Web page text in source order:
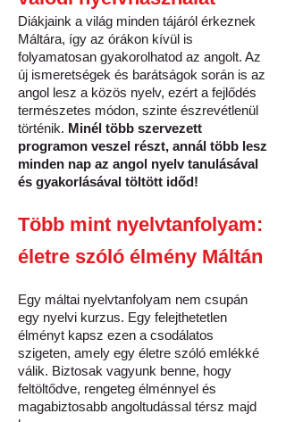
Diákjaink a világ minden tájáról érkeznek
Máltára, így az órákon kívül is
folyamatosan gyakorolhatod az angolt. Az
új ismeretségek és barátságok során is az
angol lesz a közös nyelv, ezért a fejlődés
természetes módon, szinte észrevétlenül
történik. Minél több szervezett
programon veszel részt, annál több lesz
minden nap az angol nyelv tanulásával
és gyakorlásával töltött időd!
Több mint nyelvtanfolyam:
életre szóló élmény Máltán
Egy máltai nyelvtanfolyam nem csupán
egy nyelvi kurzus. Egy felejthetetlen
élményt kapsz ezen a csodálatos
szigeten, amely egy életre szóló emlékké
válik. Biztosak vagyunk benne, hogy
feltöltődve, rengeteg élménnyel és
magabiztosabb angoltudással térsz majd